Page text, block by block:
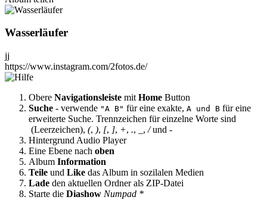
Wasserläufer
jj
https://www.instagram.com/2fotos.de/
Obere Navigationsleiste mit Home Button
Suche - verwende "A B" für eine exakte, A und B für eine
erweiterte Suche. Trennzeichen für einzelne Worte sind
(Leerzeichen), (, ), [, ], +, ., , /und -
Hintergrund Audio Player
Eine Ebene nach oben
Album Information
Teile und Like das Album in sozilalen Medien
Lade den aktuellen Ordner als ZIP-Datei
Starte die Diashow Numpad *